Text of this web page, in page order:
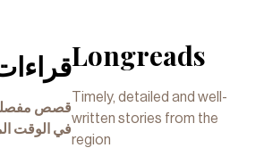
قصص مفصلة
في الوقت
Longreads
Timely, detailed and well-
written stories from the
region